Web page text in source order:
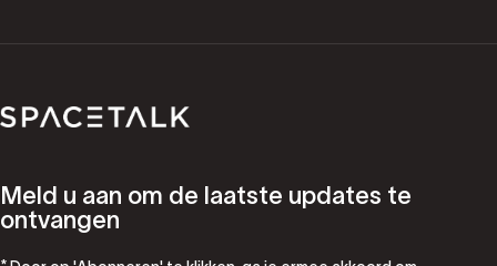
Spacetalk
Meld u aan om de laatste updates te
ontvangen